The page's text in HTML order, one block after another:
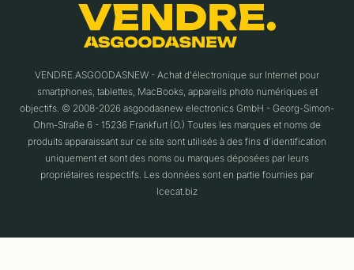
VENDRE.ASGOODASNEW - Achat d'électronique sur Internet pour
smartphones, tablettes, MacBooks, appareils photo numériques et
objectifs. © 2008-2026 asgoodasnew electronics GmbH - Georg-Simon-
Ohm-Straße 6 - 15236 Frankfurt (O.) Toutes les marques et noms de
produits apparaissant sur ce site sont utilisés à des fins d'identification
uniquement et sont des noms ou marques déposées par leurs
propriétaires respectifs. Les données sont en partie fournies par
Icecat.biz